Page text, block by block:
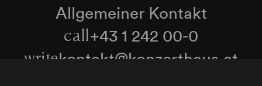
Allgemeiner Kontakt
call+43 1 242 00-0
writekontakt@konzerthaus.at